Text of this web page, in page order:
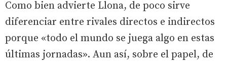
Como bien advierte Llona, de poco sirve
diferenciar entre rivales directos e indirectos
porque «todo el mundo se juega algo en estas
últimas jornadas». Aun así, sobre el papel, de